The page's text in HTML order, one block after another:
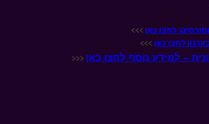
>>>
>>>
<<<